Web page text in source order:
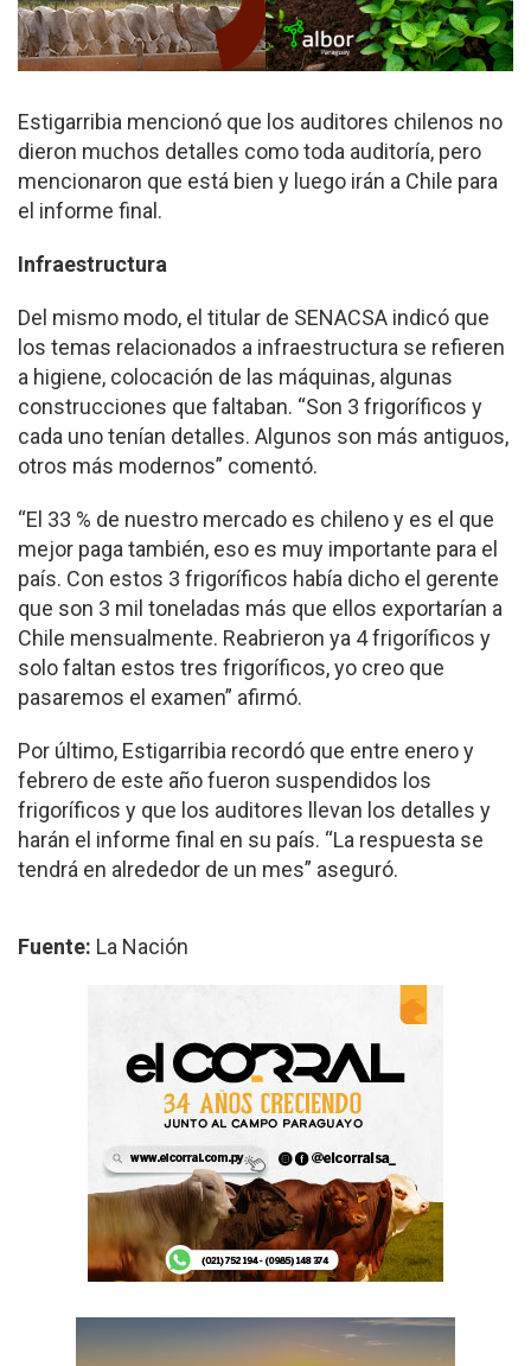
Estigarribia mencionó que los auditores chilenos no
dieron muchos detalles como toda auditoría, pero
mencionaron que está bien y luego irán a Chile para
el informe final.
Infraestructura
Del mismo modo, el titular de SENACSA indicó que
los temas relacionados a infraestructura se refieren
a higiene, colocación de las máquinas, algunas
construcciones que faltaban. “Son 3 frigoríficos y
cada uno tenían detalles. Algunos son más antiguos,
otros más modernos” comentó.
“El 33 % de nuestro mercado es chileno y es el que
mejor paga también, eso es muy importante para el
país. Con estos 3 frigoríficos había dicho el gerente
que son 3 mil toneladas más que ellos exportarían a
Chile mensualmente. Reabrieron ya 4 frigoríficos y
solo faltan estos tres frigoríficos, yo creo que
pasaremos el examen” afirmó.
Por último, Estigarribia recordó que entre enero y
febrero de este año fueron suspendidos los
frigoríficos y que los auditores llevan los detalles y
harán el informe final en su país. “La respuesta se
tendrá en alrededor de un mes” aseguró.
Fuente: La Nación